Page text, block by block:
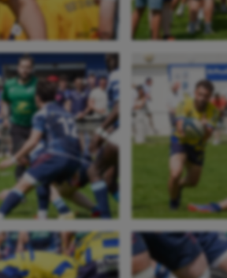
Jeux Olympiques et